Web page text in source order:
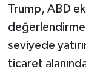
Trump, ABD
seviyede
ticaret